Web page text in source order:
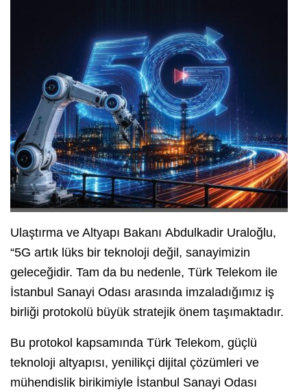
Ulaştırma ve Altyapı Bakanı Abdulkadir Uraloğlu,
“5G artık lüks bir teknoloji değil, sanayimizin
geleceğidir. Tam da bu nedenle, Türk Telekom ile
İstanbul Sanayi Odası arasında imzaladığımız iş
birliği protokolü büyük stratejik önem taşımaktadır.
Bu protokol kapsamında Türk Telekom, güçlü
teknoloji altyapısı, yenilikçi dijital çözümleri ve
mühendislik birikimiyle İstanbul Sanayi Odası